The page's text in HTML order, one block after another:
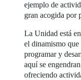
ejemplo de
gran acogida por
La Unidad está
el dinamismo que
programar y
aquí se
ofreciendo